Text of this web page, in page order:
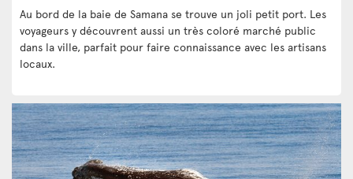
Au bord de la baie de Samana se trouve un joli petit port. Les
voyageurs y découvrent aussi un très coloré marché public
dans la ville, parfait pour faire connaissance avec les artisans
locaux.